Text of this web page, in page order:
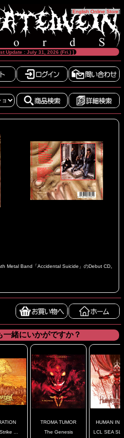
[English Online Store]
Update : July 31, 2026 (Fri.) ]
Metal Band「Accidental Suicide」のDebut CD。
一緒にいかがですか？
...
TROMA TUMOR
The Genesis
HUMAN
LCL SEA